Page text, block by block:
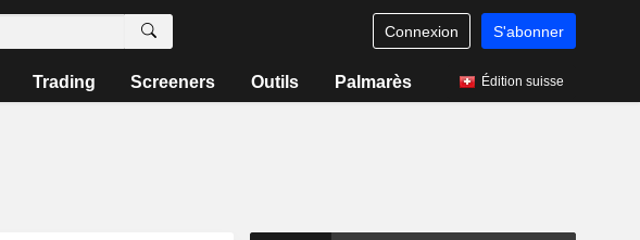
Connexion S'abonner
Trading Screeners Outils Palmarès Édition suisse